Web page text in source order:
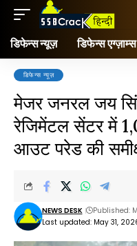
डिफेन्स न्यूज़ डिफेन्स एग्ज़ाम्स
डिफेन्स न्यूज़
मेजर जनरल जय
रेजिमेंटल सेंटर में
आउट परेड की
Last updated: May 31,
NEWS DESK Published: